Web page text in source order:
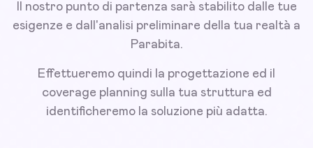
Il nostro punto di partenza sarà stabilito dalle tue
esigenze e dall'analisi preliminare della tua realtà a
Parabita.
Effettueremo quindi la progettazione ed il
coverage planning sulla tua struttura ed
identificheremo la soluzione più adatta.